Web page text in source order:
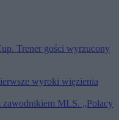
Trener gości wyrzucony
wyroki więzienia
zawodnikiem MLS. „Polacy